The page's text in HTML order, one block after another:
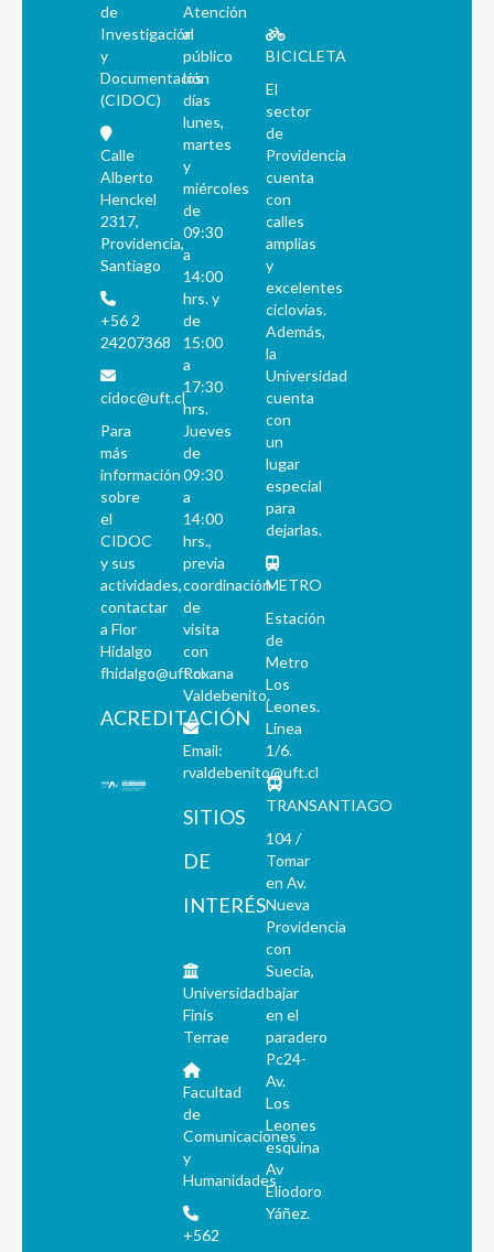
de
Investigación
y
Documentación
(CIDOC)
Calle
Alberto
Henckel
2317,
Providencia,
Santiago
+56 2
24207368
cidoc@uft.cl
Para
más
información
sobre
el
CIDOC
y sus
actividades,
contactar
a Flor
Hidalgo
fhidalgo@uft.cl
ACREDITACIÓN
Atención
al
público
los
días
lunes,
martes
y
miércoles
de
09:30
a
14:00
hrs. y
de
15:00
a
17:30
hrs.
Jueves
de
09:30
a
14:00
hrs.,
previa
coordinación
de
visita
con
Roxana
Valdebenito.
Email:
rvaldebenito@uft.cl
SITIOS
DE
INTERÉS
Universidad
Finis
Terrae
Facultad
de
Comunicaciones
y
Humanidades
+562
BICICLETA
El
sector
de
Providencia
cuenta
con
calles
amplias
y
excelentes
ciclovías.
Además,
la
Universidad
cuenta
con
un
lugar
especial
para
dejarlas.
METRO
Estación
de
Metro
Los
Leones.
Línea
1/6.
TRANSANTIAGO
104 /
Tomar
en Av.
Nueva
Providencia
con
Suecia,
bajar
en el
paradero
Pc24-
Av.
Los
Leones
esquina
Av
Eliodoro
Yáñez.